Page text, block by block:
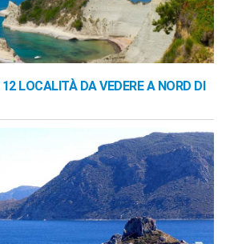
LOCALITÀ DA VEDERE A NORD DI